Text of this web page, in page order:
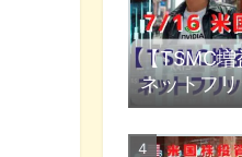
【TSMC増
ネットフ